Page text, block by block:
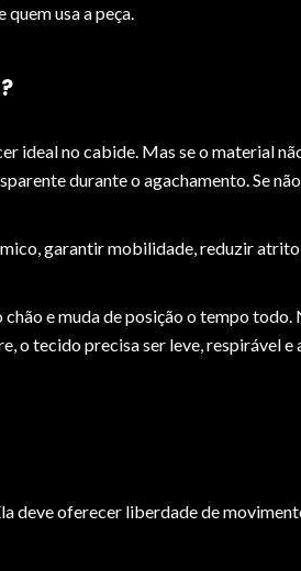
usa a peça.
ideal no cabide. Mas se o material
durante o agachamento. Se
garantir mobilidade, reduzir
e muda de posição o tempo todo.
o tecido precisa ser leve, respirável e
deve oferecer liberdade de